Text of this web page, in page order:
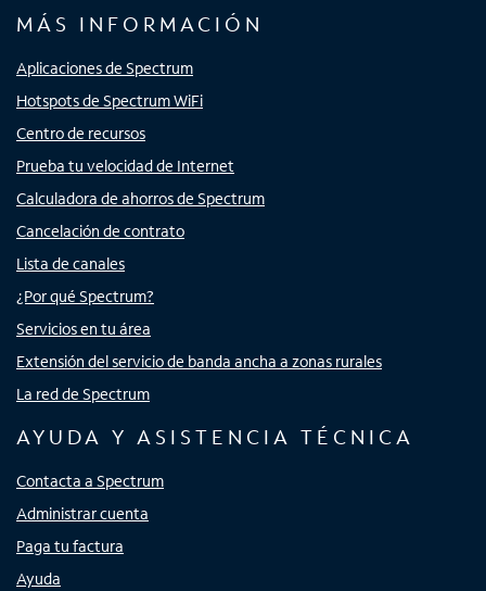
MÁS INFORMACIÓN
Aplicaciones de Spectrum
Hotspots de Spectrum WiFi
Centro de recursos
Prueba tu velocidad de Internet
Calculadora de ahorros de Spectrum
Cancelación de contrato
Lista de canales
¿Por qué Spectrum?
Servicios en tu área
Extensión del servicio de banda ancha a zonas rurales
La red de Spectrum
AYUDA Y ASISTENCIA TÉCNICA
Contacta a Spectrum
Administrar cuenta
Paga tu factura
Ayuda